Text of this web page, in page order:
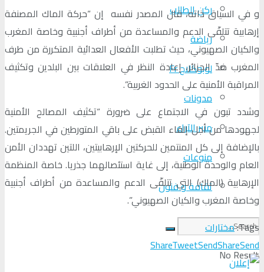
ركن الطالب
رياضة
لوبوكلاج Fr
مدونات
منبر الآراء
منوعات
ثقافة و فنون
No Result
و في السياق ذاته، قال المصدر نفسه إن “حركة الماك المصنفة
إرهابية تتلقّى الدعم والمساعدة من أطراف أجنبية وخاصة المغرب
والكيان الصهيوني، حيث تطلبت الأفعال العدائية المتكررة من طرف
المغرب ضدّ الجزائر، إعادة النظر في العلاقات بين البلدين وتكثيف
المراقبة الأمنية على الحدود الغربية”.
وشدد تبون في الاجتماع على ضرورة “تكثيف المصالح الأمنية
لجهودها من أجل إلقاء القبض على باقي المتورطين في الجريمتين.
بالإضافة إلى كل المنتمين للحركتين الإرهابيتين، اللتين تهددان الأمن
العام والوحدة الوطنية، إلى غاية استئصالهما جذريا. خاصة المنظمة
الإرهابية (الماك) التي تتلقّى الدعم والمساعدة من أطراف أجنبية
وخاصة المغرب والكيان الصهيوني”.
Tags: مختارات
ShareTweetSendShareSend